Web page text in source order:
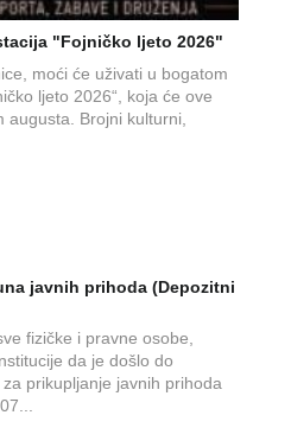
"Fojničko ljeto 2026"
moći će uživati u bogatom
ljeto 2026“, koja će ove
Brojni kulturni,
javnih prihoda (Depozitni
fizičke i pravne osobe,
da je došlo do
prikupljanje javnih prihoda